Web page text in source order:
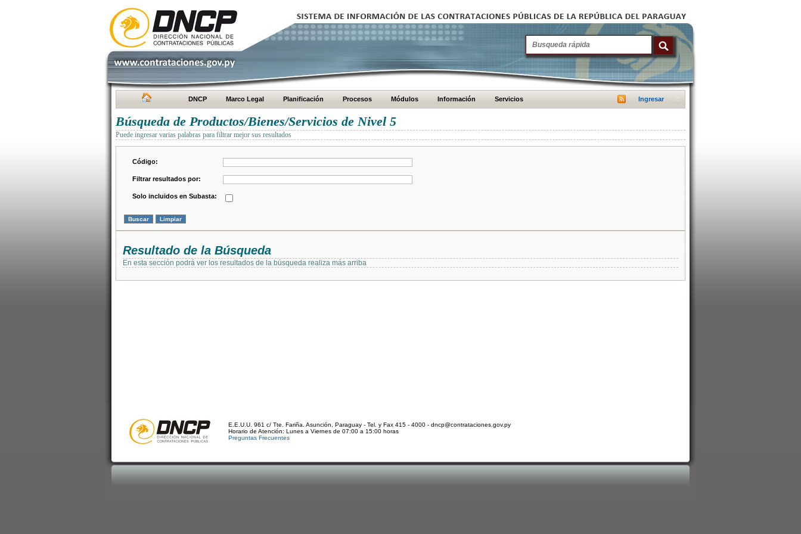
DNCP Marco Legal Planificación Procesos Módulos Información Servicios Ingresar
Búsqueda de Productos/Bienes/Servicios de Nivel 5
Puede ingresar varias palabras para filtrar mejor sus resultados
Código:
Filtrar resultados por:
Solo incluidos en Subasta:
Resultado de la Búsqueda
En esta sección podrá ver los resultados de la búsqueda realiza más arriba
E.E.U.U. 961 c/ Tte. Fariña. Asunción, Paraguay - Tel. y Fax 415 - 4000 - dncp@contrataciones.gov.py
Horario de Atención: Lunes a Viernes de 07:00 a 15:00 horas
Preguntas Frecuentes